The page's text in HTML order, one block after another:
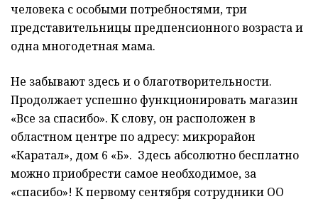
человека с особыми потребностями, три
представительницы предпенсионного возраста и
одна многодетная мама.
Не забывают здесь и о благотворительности.
Продолжает успешно функционировать магазин
«Все за спасибо». К слову, он расположен в
областном центре по адресу: микрорайон
«Каратал», дом 6 «Б». Здесь абсолютно бесплатно
можно приобрести самое необходимое, за
«спасибо»! К первому сентября сотрудники ОО